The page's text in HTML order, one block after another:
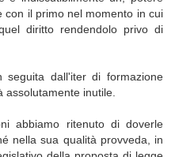
con il primo nel momento in cui
diritto rendendolo privo di
seguita dall'iter di formazione
assolutamente inutile.
abbiamo ritenuto di doverle
nella sua qualità provveda, in